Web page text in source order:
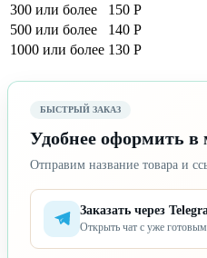
300 или более
150 Р
500 или более
140 Р
1000 или более 130 Р
БЫСТРЫЙ ЗАКАЗ
Удобнее оформить в
Отправим название товара и
Заказать через
Открыть чат с уже